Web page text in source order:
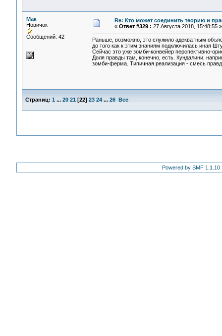
Мак
Новичок
Сообщений: 42
Re: Кто может соединить теорию и
« Ответ #329 : 27 Августа 2018, 15:48:55 »
Раньше, возможно, это служило адекватным
до того как к этим знаниям подключилась иная
Сейчас это уже зомби-конвейер перспективно-
Доля правды там, конечно, есть. Кундалини,
зомби-ферма. Типичная реализация - смесь
Страниц: 1 ... 20 21 [22] 23 24 ... 26 Все
Powered by SMF 1.1.10